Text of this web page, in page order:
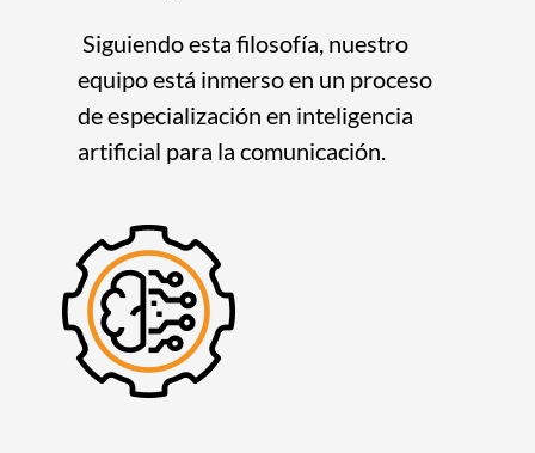
Siguiendo esta filosofía, nuestro
equipo está inmerso en un proceso
de especialización en inteligencia
artificial para la comunicación.